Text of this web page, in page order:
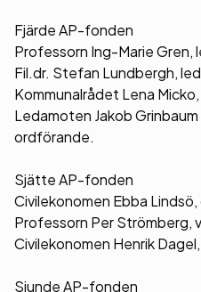
Fjärde AP-fonden
Professorn Ing-Marie Gren,
Fil.dr. Stefan Lundbergh,
Kommunalrådet Lena
Ledamoten Jakob
ordförande.
Sjätte AP-fonden
Civilekonomen Ebba
Professorn Per Strömberg,
Civilekonomen Henrik
Sjunde AP-fonden